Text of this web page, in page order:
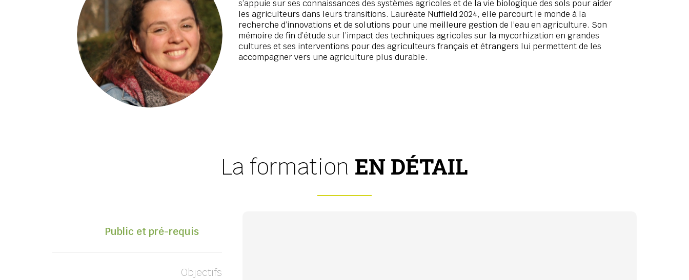
s’appuie sur ses connaissances des systèmes agricoles et de la vie biologique des sols pour aider
les agriculteurs dans leurs transitions. Lauréate Nuffield 2024, elle parcourt le monde à la
recherche d’innovations et de solutions pour une meilleure gestion de l’eau en agriculture. Son
mémoire de fin d’étude sur l’impact des techniques agricoles sur la mycorhization en grandes
cultures et ses interventions pour des agriculteurs français et étrangers lui permettent de les
accompagner vers une agriculture plus durable.
La formation EN DÉTAIL
Public et pré-requis
Objectifs